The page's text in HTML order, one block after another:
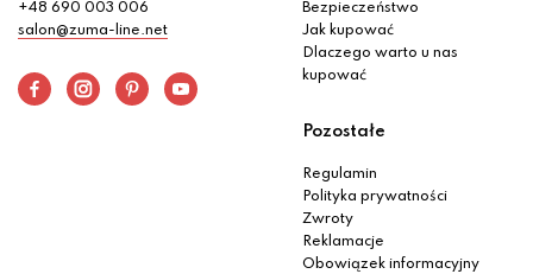
+48 690 003 006
salon@zuma-line.net
Bezpieczeństwo
Jak kupować
Dlaczego warto u nas
kupować
Pozostałe
Regulamin
Polityka prywatności
Zwroty
Reklamacje
Obowiązek informacyjny